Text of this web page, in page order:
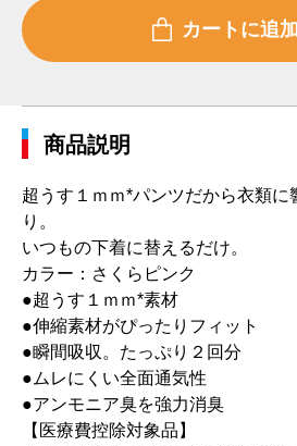
商品説明
超うす１ｍｍ*パンツだから衣類に
り。
いつもの下着に替えるだけ。
カラー：さくらピンク
●超うす１ｍｍ*素材
●伸縮素材がぴったりフィット
●瞬間吸収。たっぷり２回分
●ムレにくい全面通気性
●アンモニア臭を強力消臭
【医療費控除対象品】